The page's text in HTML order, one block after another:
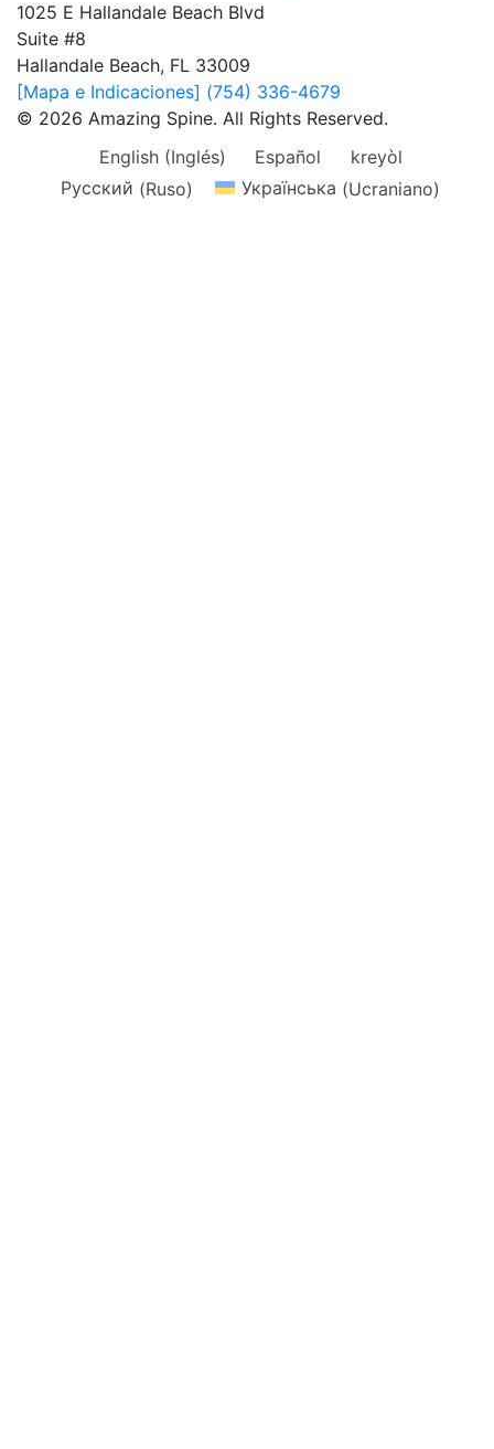
1025 E Hallandale Beach Blvd
Suite #8
Hallandale Beach, FL 33009
[Mapa e Indicaciones] (754) 336-4679
© 2026 Amazing Spine. All Rights Reserved.
English(Inglés) Español
kreyòl
Русский (Ruso) Українська (Ucraniano)